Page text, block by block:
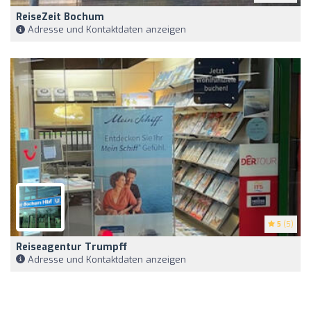
ReiseZeit Bochum
Adresse und Kontaktdaten anzeigen
5 (5)
Reiseagentur Trumpff
Adresse und Kontaktdaten anzeigen